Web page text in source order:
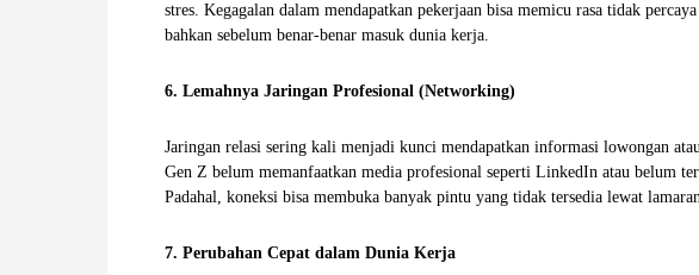
stres. Kegagalan dalam mendapatkan pekerjaan bisa memicu rasa tidak
bahkan sebelum benar-benar masuk dunia kerja.
6. Lemahnya Jaringan Profesional (Networking)
Jaringan relasi sering kali menjadi kunci mendapatkan informasi lowongan
Gen Z belum memanfaatkan media profesional seperti LinkedIn atau belum
Padahal, koneksi bisa membuka banyak pintu yang tidak tersedia lewat
7. Perubahan Cepat dalam Dunia Kerja